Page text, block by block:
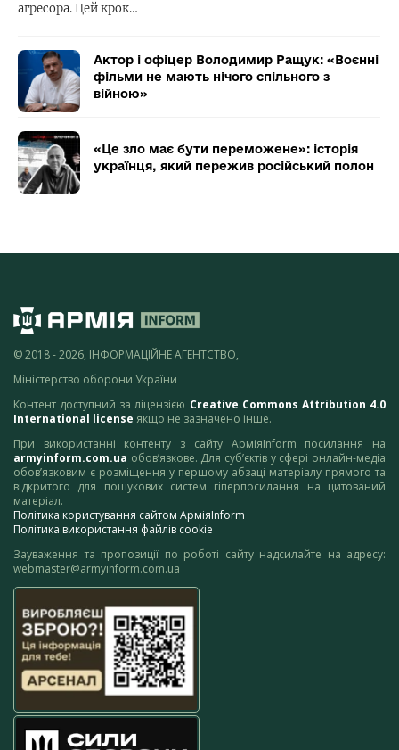
агресора. Цей крок…
Актор і офіцер Володимир Ращук: «Воєнні
фільми не мають нічого спільного з
війною»
«Це зло має бути переможене»: історія
українця, який пережив російський полон
© 2018 - 2026, ІНФОРМАЦІЙНЕ АГЕНТСТВО,
Міністерство оборони України
Контент доступний за ліцензією Creative Commons Attribution 4.0
International license якщо не зазначено інше.
При використанні контенту з сайту АрміяInform посилання на
armyinform.com.ua обов’язкове. Для суб’єктів у сфері онлайн-медіа
обов’язковим є розміщення у першому абзаці матеріалу прямого та
відкритого для пошукових систем гіперпосилання на цитований
матеріал.
Політика користування сайтом АрміяInform
Політика використання файлів cookie
Зауваження та пропозиції по роботі сайту надсилайте на адресу:
webmaster@armyinform.com.ua